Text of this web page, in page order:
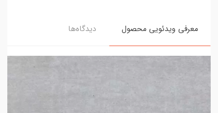
معرفی ویدئویی محصول دیدگاه‌ها